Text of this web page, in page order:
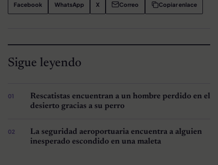
Facebook WhatsApp X Correo Copiar enlace
Sigue leyendo
Rescatistas encuentran a un hombre perdido en el
desierto gracias a su perro
La seguridad aeroportuaria encuentra a alguien
inesperado escondido en una maleta